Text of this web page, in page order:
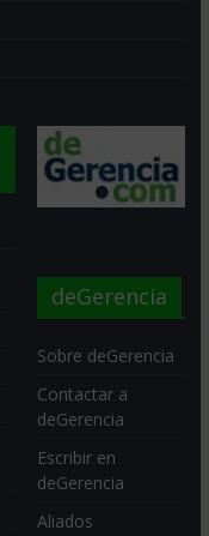
deGerencia
Sobre deGerencia
Contactar a
deGerencia
Escribir en
deGerencia
Aliados